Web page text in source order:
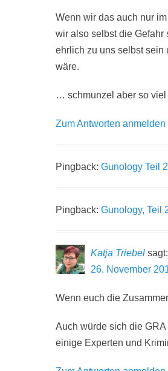
Wenn wir das auch nur
wir also selbst die
ehrlich zu uns selbst sein
wäre.
… schmunzel aber so viel
Zum Antworten anmelden
Pingback: Gunology Teil
Pingback: Gunology, Teil
Katja Triebel sagt:
26. November
Wenn euch die
Auch würde sich die
einige Experten und